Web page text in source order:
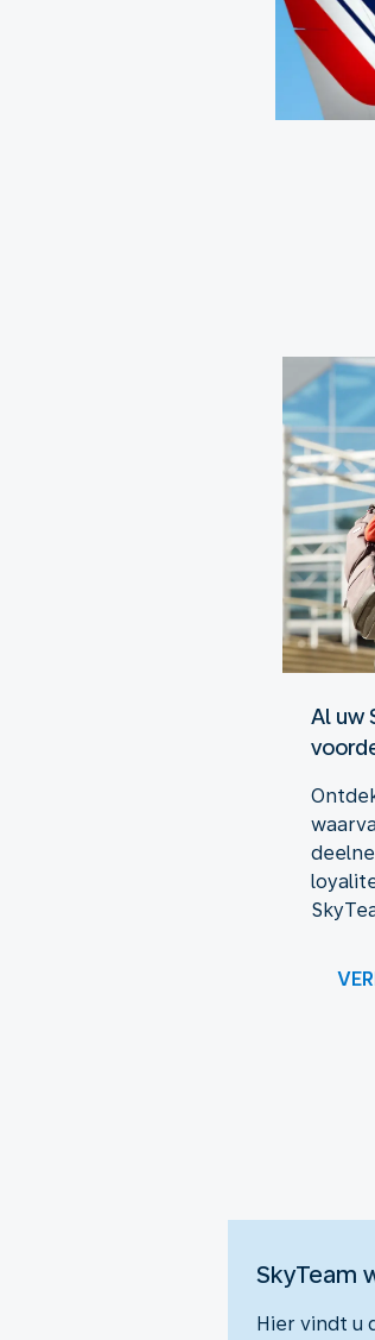
Al uw
SkyTeam
Hier vindt u